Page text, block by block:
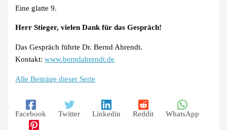
Eine glatte 9.
Herr Stieger, vielen Dank für das Gespräch!
Das Gespräch führte Dr. Bernd Ahrendt.
Kontakt:www.berndahrendt.de
Alle Beiträge dieser Serie
Facebook Twitter Linkedin Reddit WhatsApp